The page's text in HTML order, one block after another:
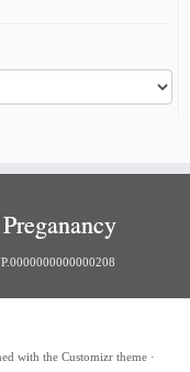
with the Customizr theme ·